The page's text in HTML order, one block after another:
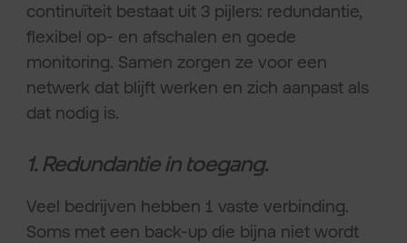
continuïteit bestaat uit 3 pijlers: redundantie,
flexibel op- en afschalen en goede
monitoring. Samen zorgen ze voor een
netwerk dat blijft werken en zich aanpast als
dat nodig is.
1. Redundantie in toegang.
Veel bedrijven hebben 1 vaste verbinding.
Soms met een back-up die bijna niet wordt